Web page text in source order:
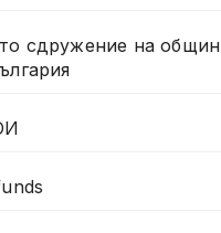
сдружение на